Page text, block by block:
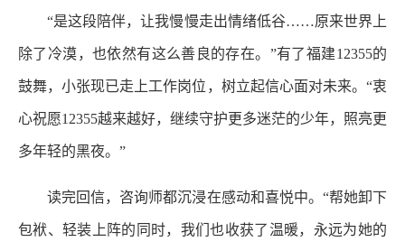
“是这段陪伴，让我慢慢走出情绪低谷……原来世界上
除了冷漠，也依然有这么善良的存在。”有了福建12355的
鼓舞，小张现已走上工作岗位，树立起信心面对未来。“衷
心祝愿12355越来越好，继续守护更多迷茫的少年，照亮更
多年轻的黑夜。”
读完回信，咨询师都沉浸在感动和喜悦中。“帮她卸下
包袱、轻装上阵的同时，我们也收获了温暖，永远为她的